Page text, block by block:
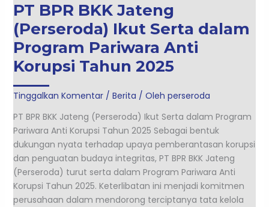
PT BPR BKK Jateng
(Perseroda) Ikut Serta dalam
Program Pariwara Anti
Korupsi Tahun 2025
Tinggalkan Komentar / Berita / Oleh perseroda
PT BPR BKK Jateng (Perseroda) Ikut Serta dalam Program
Pariwara Anti Korupsi Tahun 2025 Sebagai bentuk
dukungan nyata terhadap upaya pemberantasan korupsi
dan penguatan budaya integritas, PT BPR BKK Jateng
(Perseroda) turut serta dalam Program Pariwara Anti
Korupsi Tahun 2025. Keterlibatan ini menjadi komitmen
perusahaan dalam mendorong terciptanya tata kelola